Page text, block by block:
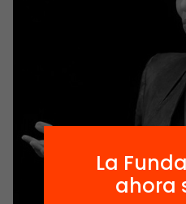
La
ahora